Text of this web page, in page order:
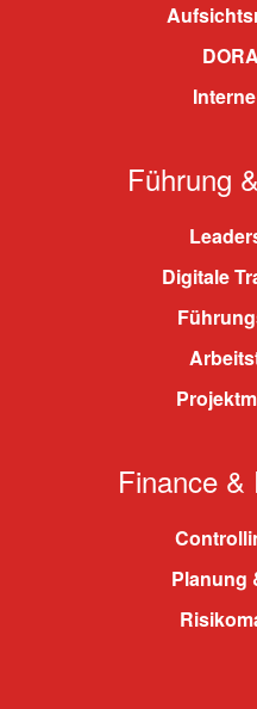
Führung
Digitale
Finance &
Planung